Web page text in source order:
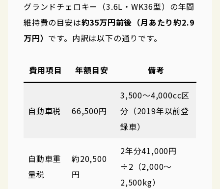
グランドチェロキー（3.6L・WK36型）の年間
維持費の目安は約35万円前後（月あたり約2.9
万円） です。内訳は以下の通りです。
費用項目 年額目安 備考
自動車税 66,500円
3,500〜4,000cc区
分（2019年以前登
録車）
自動車重
量税
約20,500
円
2年分41,000円
÷2（2,000〜
2,500kg）